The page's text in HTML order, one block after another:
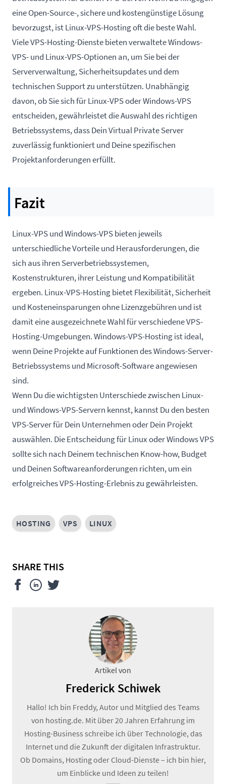
eine Open-Source-, sichere und kostengünstige Lösung
bevorzugst, ist Linux-VPS-Hosting oft die beste Wahl.
Viele VPS-Hosting-Dienste bieten verwaltete Windows-
VPS- und Linux-VPS-Optionen an, um Sie bei der
Serververwaltung, Sicherheitsupdates und dem
technischen Support zu unterstützen. Unabhängig
davon, ob Sie sich für Linux-VPS oder Windows-VPS
entscheiden, gewährleistet die Auswahl des richtigen
Betriebssystems, dass Dein Virtual Private Server
zuverlässig funktioniert und Deine spezifischen
Projektanforderungen erfüllt.
Fazit
Linux-VPS und Windows-VPS bieten jeweils
unterschiedliche Vorteile und Herausforderungen, die
sich aus ihren Serverbetriebssystemen,
Kostenstrukturen, ihrer Leistung und Kompatibilität
ergeben. Linux-VPS-Hosting bietet Flexibilität, Sicherheit
und Kosteneinsparungen ohne Lizenzgebühren und ist
damit eine ausgezeichnete Wahl für verschiedene VPS-
Hosting-Umgebungen. Windows-VPS-Hosting ist ideal,
wenn Deine Projekte auf Funktionen des Windows-Server-
Betriebssystems und Microsoft-Software angewiesen
sind.
Wenn Du die wichtigsten Unterschiede zwischen Linux-
und Windows-VPS-Servern kennst, kannst Du den besten
VPS-Server für Dein Unternehmen oder Dein Projekt
auswählen. Die Entscheidung für Linux oder Windows VPS
sollte sich nach Deinem technischen Know-how, Budget
und Deinen Softwareanforderungen richten, um ein
erfolgreiches VPS-Hosting-Erlebnis zu gewährleisten.
HOSTING VPS LINUX
SHARE THIS
Artikel von
Frederick Schiwek
Hallo! Ich bin Freddy, Autor und Mitglied des Teams
von hosting.de. Mit über 20 Jahren Erfahrung im
Hosting-Business schreibe ich über Technologie, das
Internet und die Zukunft der digitalen Infrastruktur.
Ob Domains, Hosting oder Cloud-Dienste – ich bin hier,
um Einblicke und Ideen zu teilen!